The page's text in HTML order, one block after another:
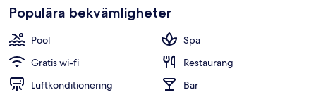
Populära bekvämligheter
Pool
Spa
Gratis wi-fi
Restaurang
Luftkonditionering
Bar